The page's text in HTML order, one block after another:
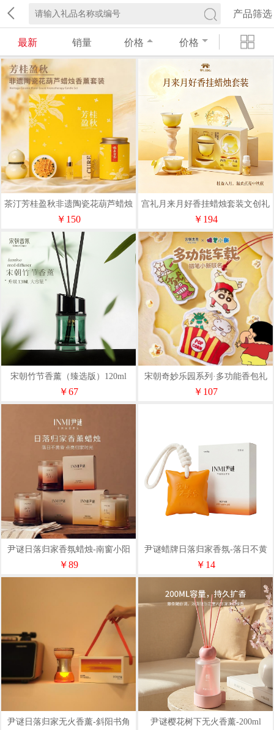
产品筛选
最新 销量 价格 价格
茶汀芳桂盈秋非遗陶瓷花葫芦蜡烛
香薰套装CT-ZQ-03
￥150
宫礼月来月好香挂蜡烛套装文创礼
盒居家送礼
￥194
宋朝竹节香薰（臻选版）120ml
￥67
宋朝奇妙乐园系列·多功能香包礼
盒&联名-蜡笔小新
￥107
尹谜日落归家香氛蜡烛-南窗小阳
台
￥89
尹谜蜡牌日落归家香氛-落日不黄
昏
￥14
尹谜日落归家无火香薰-斜阳书角 尹谜樱花树下无火香薰-200ml